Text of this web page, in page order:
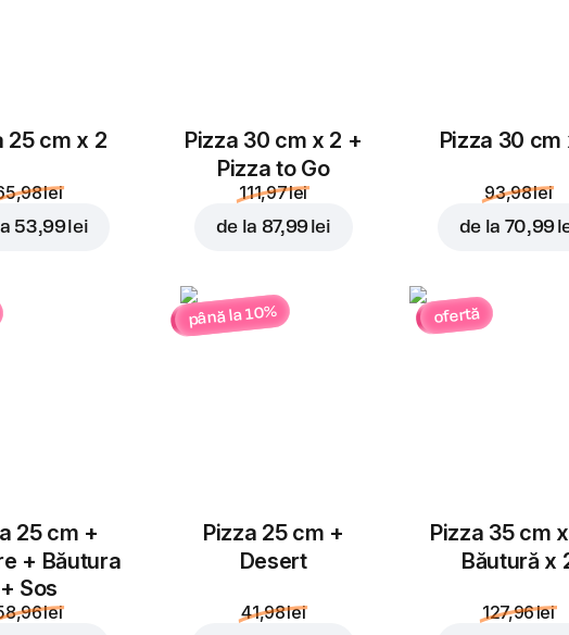
25 cm x 2
lei
53,99 lei
Pizza 30 cm x 2 +
Pizza to Go
111,97 lei
de la 87,99 lei
Pizza 30 cm
93,98 lei
de la 70,99
25 cm +
+ Băutura
+ Sos
lei
până la 10%
Pizza 25 cm +
Desert
41,98 lei
ofertă
Pizza 35 cm
Băutură x
127,96 lei